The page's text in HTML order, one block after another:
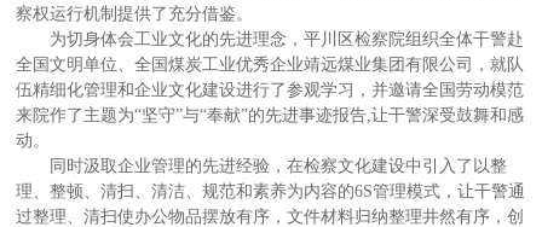
察权运行机制提供了充分借鉴。
为切身体会工业文化的先进理念，平川区检察院组织全体干警赴
全国文明单位、全国煤炭工业优秀企业靖远煤业集团有限公司，就队
伍精细化管理和企业文化建设进行了参观学习，并邀请全国劳动模范
来院作了主题为“坚守”与“奉献”的先进事迹报告,让干警深受鼓舞和感
动。
同时汲取企业管理的先进经验，在检察文化建设中引入了以整
理、整顿、清扫、清洁、规范和素养为内容的6S管理模式，让干警通
过整理、清扫使办公物品摆放有序，文件材料归纳整理井然有序，创